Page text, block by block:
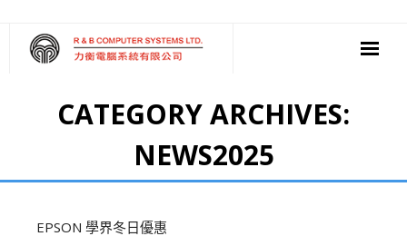
‧ 雲端應用
CATEGORY ARCHIVES:
NEWS2025
EPSON 學界冬日優惠